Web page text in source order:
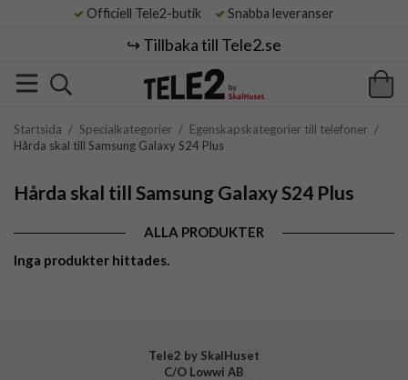
Officiell Tele2-butik Snabba leveranser
↪️ Tillbaka till Tele2.se
Startsida / Specialkategorier / Egenskapskategorier till telefoner /
Hårda skal till Samsung Galaxy S24 Plus
Hårda skal till Samsung Galaxy S24 Plus
ALLA PRODUKTER
Inga produkter hittades.
Tele2 by SkalHuset
C/O Lowwi AB